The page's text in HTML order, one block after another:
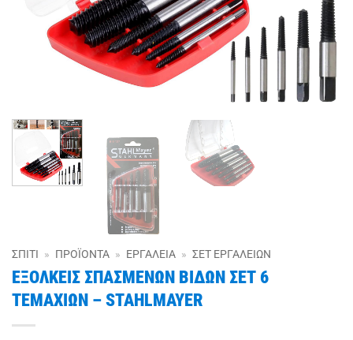
ΣΠΊΤΙ » ΠΡΟΪΌΝΤΑ » ΕΡΓΑΛΕΊΑ » ΣΕΤ ΕΡΓΑΛΕΊΩΝ
ΕΞΟΛΚΕΙΣ ΣΠΑΣΜΕΝΩΝ ΒΙΔΩΝ ΣΕΤ 6
ΤΕΜΑΧΙΩΝ – STAHLMAYER